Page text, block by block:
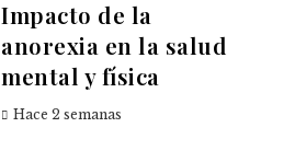
Impacto de la
anorexia en la salud
mental y física
Hace 2 semanas